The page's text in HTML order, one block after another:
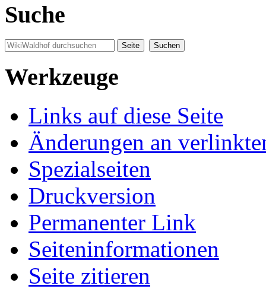
Suche
Werkzeuge
Links auf diese Seite
Änderungen an
Spezialseiten
Druckversion
Permanenter Link
Seiten­informationen
Seite zitieren